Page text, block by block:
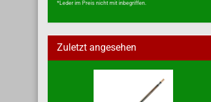
*Leder im Preis nicht mit inbegriffen.
Zuletzt angesehen